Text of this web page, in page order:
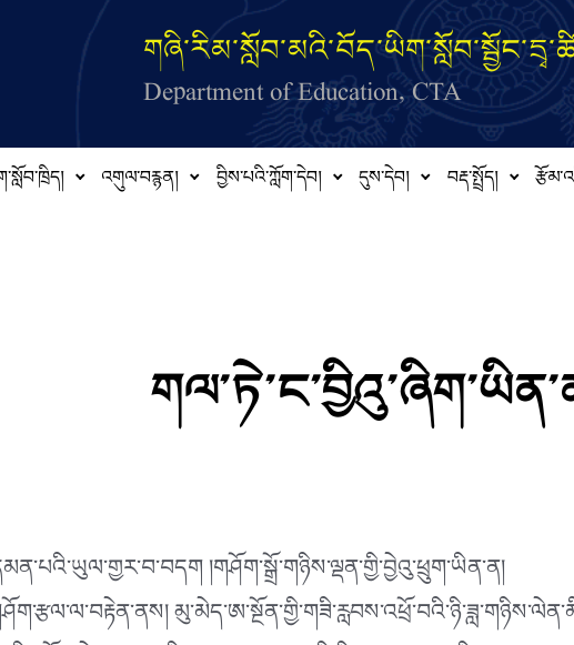
Department of Education, CTA
འགུལ་བརྙན། བྱིས་པའི་ཀློག་དེབ། དུས་དེབ། བརྡ་སྤྲོད།
།གཤོག་སྒྲོ་གཉིས་ལྡན་གྱི་བྱེའུ་ཕྲུག་ཡིན་ན།